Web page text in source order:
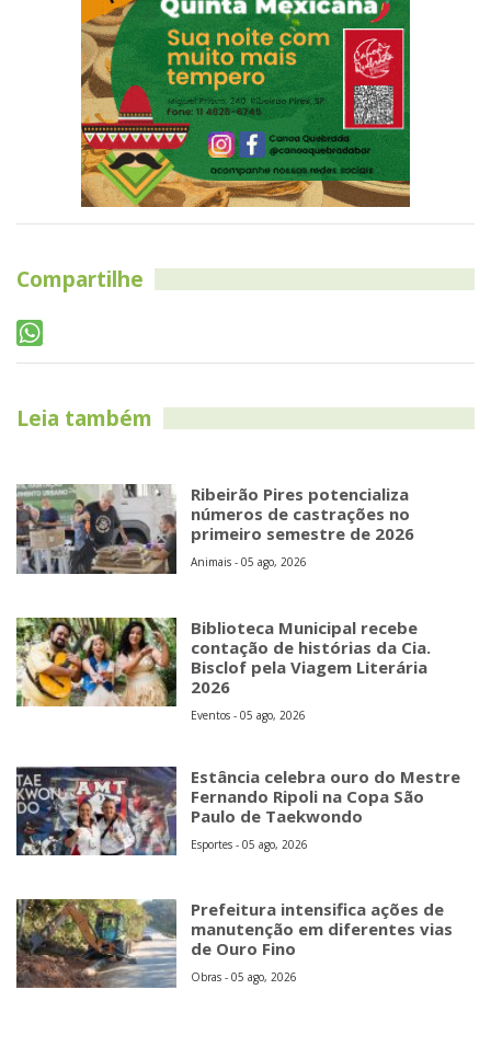
Compartilhe
Leia também
Ribeirão Pires potencializa
números de castrações no
primeiro semestre de 2026
Animais - 05 ago, 2026
Biblioteca Municipal recebe
contação de histórias da Cia.
Bisclof pela Viagem Literária
2026
Eventos - 05 ago, 2026
Estância celebra ouro do Mestre
Fernando Ripoli na Copa São
Paulo de Taekwondo
Esportes - 05 ago, 2026
Prefeitura intensifica ações de
manutenção em diferentes vias
de Ouro Fino
Obras - 05 ago, 2026